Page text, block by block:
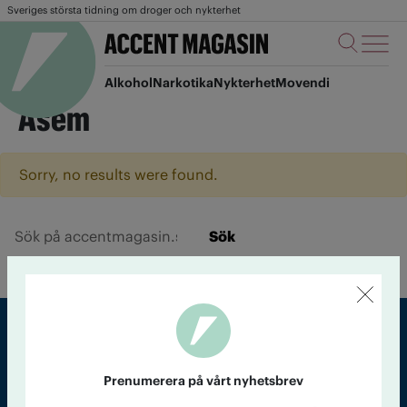
Sveriges största tidning om droger och nykterhet
AlkoholNarkotikaNykterhetMovendi
Asem
Sorry, no results were found.
Sök
Prenumerera på vårt nyhetsbrev